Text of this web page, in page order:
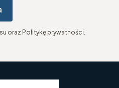
oraz Politykę prywatności.